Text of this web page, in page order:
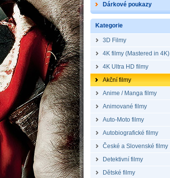
Dárkové poukazy
Kategorie
3D Filmy
4K filmy (Mastered in 4K)
4K Ultra HD filmy
Akční filmy
Anime / Manga filmy
Animované filmy
Auto-Moto filmy
Autobiografické filmy
České a Slovenské filmy
Detektivní filmy
Dětské filmy